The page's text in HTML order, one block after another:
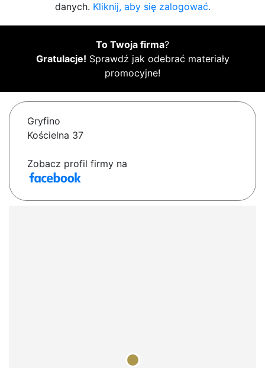
danych. Kliknij, aby się zalogować.
To Twoja firma?
Gratulacje! Sprawdź jak odebrać materiały
promocyjne!
Gryfino
Kościelna 37
Zobacz profil firmy na